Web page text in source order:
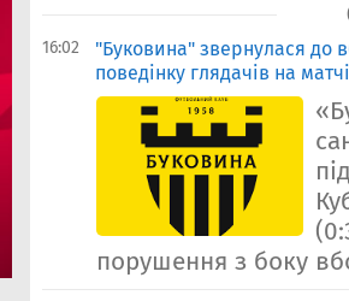
16:02
"Буковина" звернулася до
поведінку глядачів на
порушення з боку